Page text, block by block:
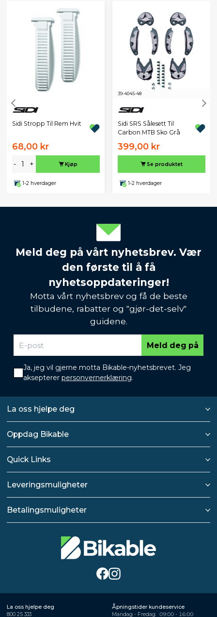
Sidi Stropp Til Rem Hvit
68,00 kr
- + Kjøp
1-2 hverdager
39-4045-48
Sidi SRS Sålesett Til
Carbon MTB Sko Grå
399,00 kr
Se produktet
1-2 hverdager
Meld deg på vårt nyhetsbrev. Vær
den første til å få
nyhetsoppdateringer!
Motta vårt nyhetsbrev og få de beste
tilbudene, rabatter og "gjør-det-selv"
guidene.
Meld deg på
Ja, jeg vil gjerne motta Bikable-nyhetsbrevet. Jeg
aksepterer personvernerklæring.
La oss hjelpe deg
Oppdag Bikable
Quick Links
Leveringsmuligheter
Betalingsmuligheter
La oss hjelpe deg
800 25 333
Åpningstider kundeservice
Mandag - Fredag
09:00 - 16:00